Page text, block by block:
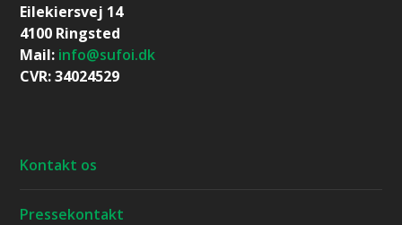
Eilekiersvej 14
4100 Ringsted
Mail: info@sufoi.dk
CVR: 34024529
Kontakt os
Pressekontakt